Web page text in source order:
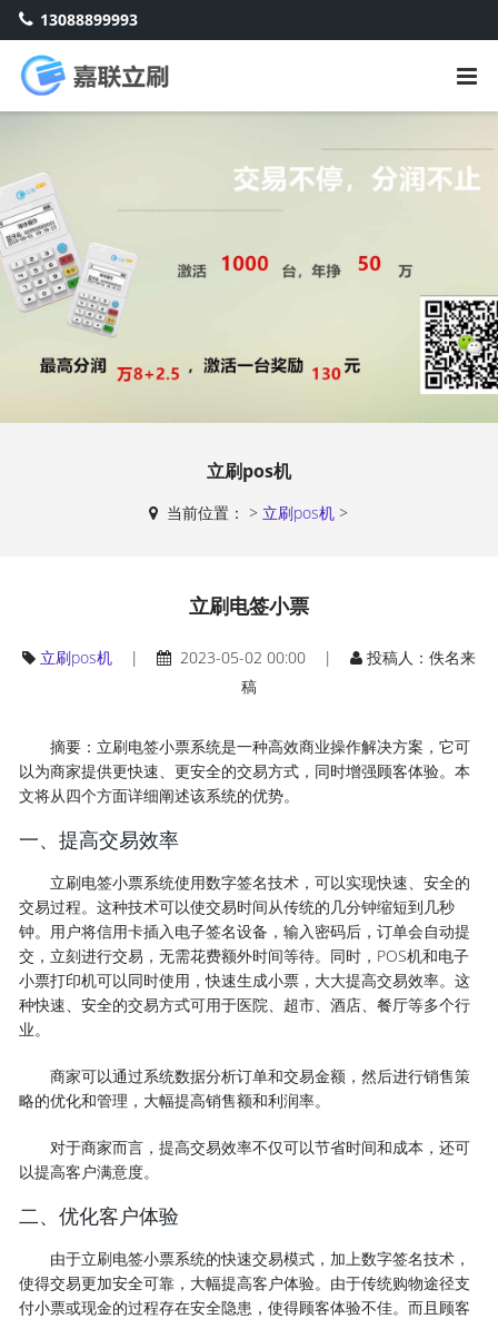
13088899993
立刷pos机
当前位置：> 立刷pos机 >
立刷电签小票
立刷pos机| 2023-05-02 00:00 |
投稿人：佚名来
稿
摘要：立刷电签小票系统是一种高效商业操作解决方案，它可
以为商家提供更快速、更安全的交易方式，同时增强顾客体验。本
文将从四个方面详细阐述该系统的优势。
一、提高交易效率
立刷电签小票系统使用数字签名技术，可以实现快速、安全的
交易过程。这种技术可以使交易时间从传统的几分钟缩短到几秒
钟。用户将信用卡插入电子签名设备，输入密码后，订单会自动提
交，立刻进行交易，无需花费额外时间等待。同时，POS机和电子
小票打印机可以同时使用，快速生成小票，大大提高交易效率。这
种快速、安全的交易方式可用于医院、超市、酒店、餐厅等多个行
业。
商家可以通过系统数据分析订单和交易金额，然后进行销售策
略的优化和管理，大幅提高销售额和利润率。
对于商家而言，提高交易效率不仅可以节省时间和成本，还可
以提高客户满意度。
二、优化客户体验
由于立刷电签小票系统的快速交易模式，加上数字签名技术，
使得交易更加安全可靠，大幅提高客户体验。由于传统购物途径支
付小票或现金的过程存在安全隐患，使得顾客体验不佳。而且顾客